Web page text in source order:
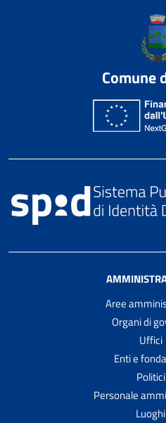
Comune
Aree
Organi di
Uffici
Enti e
Politici
Personale
Luoghi